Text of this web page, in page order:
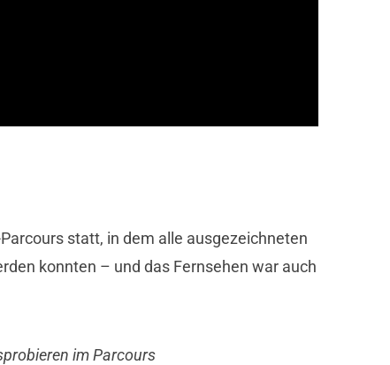
statt, in dem alle ausgezeichneten
konnten – und das Fernsehen war auch
im Parcours